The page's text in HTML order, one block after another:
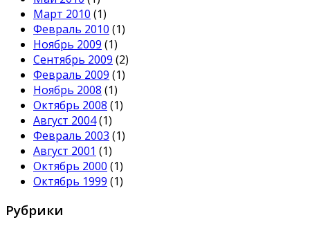
Март 2010 (1)
Февраль 2010 (1)
Ноябрь 2009 (1)
Сентябрь 2009 (2)
Февраль 2009 (1)
Ноябрь 2008 (1)
Октябрь 2008 (1)
Август 2004(1)
Февраль 2003 (1)
Август 2001 (1)
Октябрь 2000 (1)
Октябрь 1999 (1)
Рубрики